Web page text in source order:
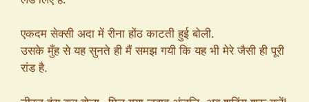
एकदम सेक्सी अदा में रीना होंठ काटती हुई बोली.
उसके मुँह से यह सुनते ही मैं समझ गयी कि यह भी मेरे जैसी ही पूरी
रांड है.